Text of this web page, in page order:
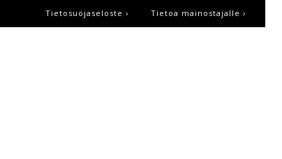
Tietoa mainostajalle ›
Tietosuojaseloste ›